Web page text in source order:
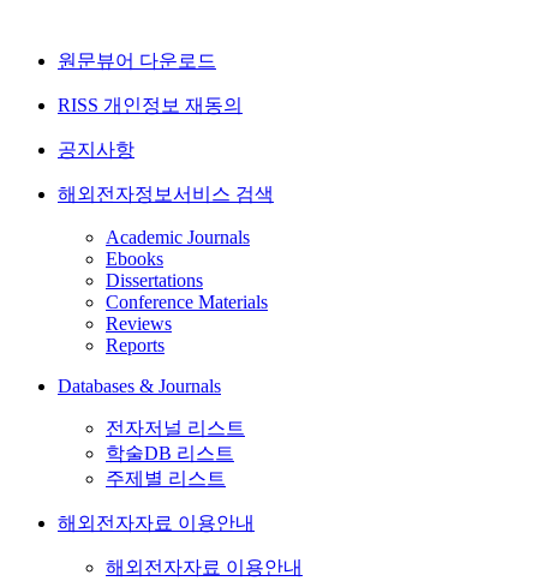
원문뷰어 다운로드
RISS 개인정보 재동의
공지사항
해외전자정보서비스 검색
Academic Journals
Ebooks
Dissertations
Conference Materials
Reviews
Reports
Databases & Journals
전자저널 리스트
학술DB 리스트
주제별 리스트
해외전자자료 이용안내
해외전자자료 이용안내